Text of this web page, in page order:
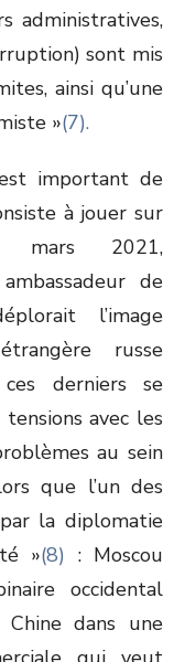
administratives,
sont mis
ainsi qu’une
»(7).
important de
à jouer sur
mars 2021,
de
l’image
russe
derniers se
avec les
au sein
que l’un des
la diplomatie
»(8) : Moscou
occidental
dans une